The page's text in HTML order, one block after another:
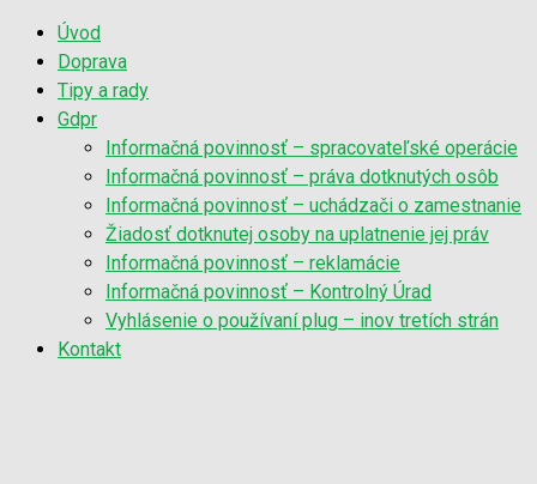
Úvod
Doprava
Tipy a rady
Gdpr
Informačná povinnosť – spracovateľské operácie
Informačná povinnosť – práva dotknutých osôb
Informačná povinnosť – uchádzači o zamestnanie
Žiadosť dotknutej osoby na uplatnenie jej práv
Informačná povinnosť – reklamácie
Informačná povinnosť – Kontrolný Úrad
Vyhlásenie o používaní plug – inov tretích strán
Kontakt